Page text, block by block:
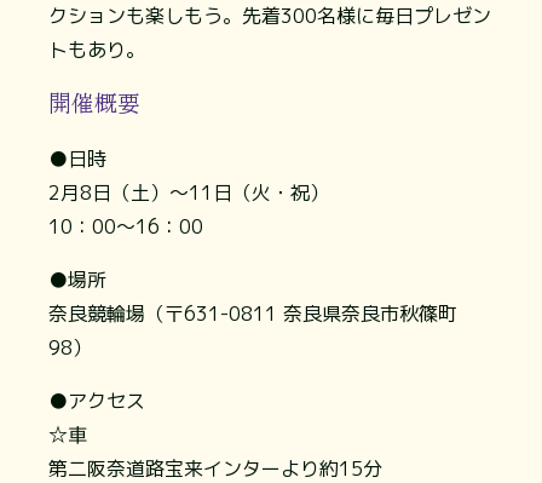
クションも楽しもう。先着300名様に毎日プレゼン
トもあり。
開催概要
●日時
2月8日（土）～11日（火・祝）
10：00～16：00
●場所
奈良競輪場（〒631-0811 奈良県奈良市秋篠町
98）
●アクセス
☆車
第二阪奈道路宝来インターより約15分